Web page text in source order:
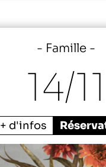
Famille
14/11
+ d'infos